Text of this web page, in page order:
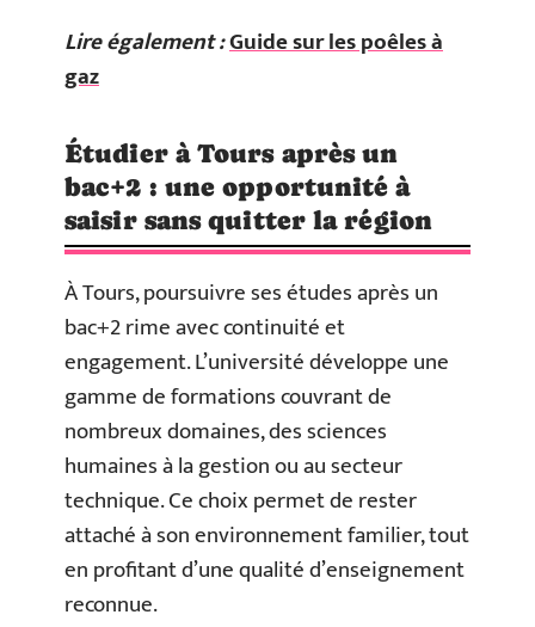
Lire également :Guide sur les poêles à
gaz
Étudier à Tours après un
bac+2 : une opportunité à
saisir sans quitter la région
À Tours, poursuivre ses études après un
bac+2 rime avec continuité et
engagement. L’université développe une
gamme de formations couvrant de
nombreux domaines, des sciences
humaines à la gestion ou au secteur
technique. Ce choix permet de rester
attaché à son environnement familier, tout
en profitant d’une qualité d’enseignement
reconnue.